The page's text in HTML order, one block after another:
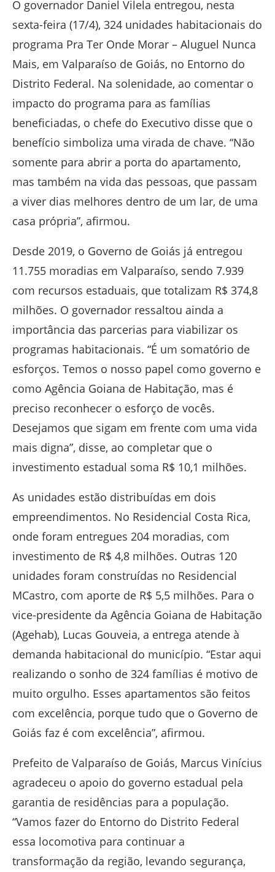
O governador Daniel Vilela entregou, nesta
sexta-feira (17/4), 324 unidades habitacionais do
programa Pra Ter Onde Morar – Aluguel Nunca
Mais, em Valparaíso de Goiás, no Entorno do
Distrito Federal. Na solenidade, ao comentar o
impacto do programa para as famílias
beneficiadas, o chefe do Executivo disse que o
benefício simboliza uma virada de chave. “Não
somente para abrir a porta do apartamento,
mas também na vida das pessoas, que passam
a viver dias melhores dentro de um lar, de uma
casa própria”, afirmou.
Desde 2019, o Governo de Goiás já entregou
11.755 moradias em Valparaíso, sendo 7.939
com recursos estaduais, que totalizam R$ 374,8
milhões. O governador ressaltou ainda a
importância das parcerias para viabilizar os
programas habitacionais. “É um somatório de
esforços. Temos o nosso papel como governo e
como Agência Goiana de Habitação, mas é
preciso reconhecer o esforço de vocês.
Desejamos que sigam em frente com uma vida
mais digna”, disse, ao completar que o
investimento estadual soma R$ 10,1 milhões.
As unidades estão distribuídas em dois
empreendimentos. No Residencial Costa Rica,
onde foram entregues 204 moradias, com
investimento de R$ 4,8 milhões. Outras 120
unidades foram construídas no Residencial
MCastro, com aporte de R$ 5,5 milhões. Para o
vice-presidente da Agência Goiana de Habitação
(Agehab), Lucas Gouveia, a entrega atende à
demanda habitacional do município. “Estar aqui
realizando o sonho de 324 famílias é motivo de
muito orgulho. Esses apartamentos são feitos
com excelência, porque tudo que o Governo de
Goiás faz é com excelência”, afirmou.
Prefeito de Valparaíso de Goiás, Marcus Vinícius
agradeceu o apoio do governo estadual pela
garantia de residências para a população.
“Vamos fazer do Entorno do Distrito Federal
essa locomotiva para continuar a
transformação da região, levando segurança,